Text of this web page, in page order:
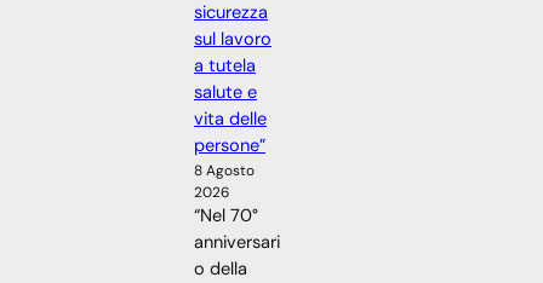
sicurezza
sul lavoro
a tutela
salute e
vita delle
persone”
8 Agosto
2026
“Nel 70°
anniversari
o della